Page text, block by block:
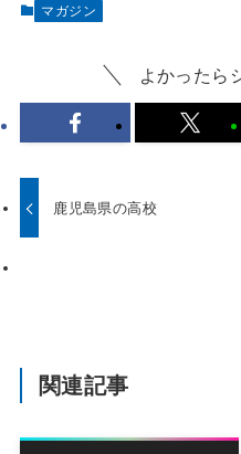
マガジン
よかったら
鹿児島県の高校
関連記事